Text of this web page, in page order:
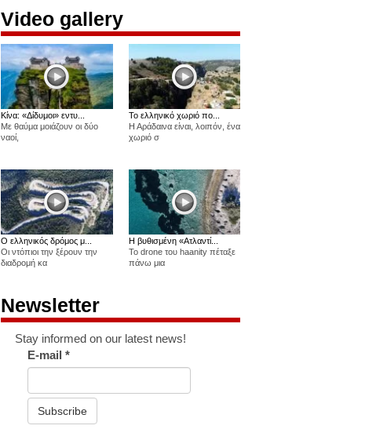
Video gallery
Κίνα: «Δίδυμοι» εντυ...
Με θαύμα μοιάζουν οι δύο
ναοί,
Το ελληνικό χωριό πο...
Η Αράδαινα είναι, λοιπόν, ένα
χωριό σ
Ο ελληνικός δρόμος μ...
Οι ντόπιοι την ξέρουν την
διαδρομή κα
Η βυθισμένη «Ατλαντί...
Το drone του haanity πέταξε
πάνω μια
Newsletter
Stay informed on our latest news!
E-mail*
Subscribe